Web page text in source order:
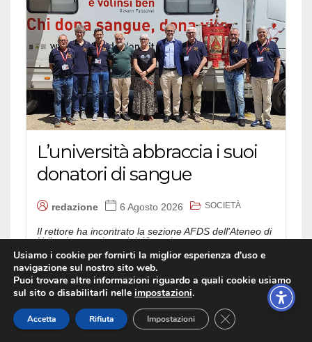
L’università abbraccia i suoi
donatori di sangue
redazione 6 Agosto 2026 SOCIETÀ
Il rettore ha incontrato la sezione AFDS dell'Ateneo di
Udine in occasione dei 42 anni...
Usiamo i cookie per fornirti la miglior esperienza d'uso e
navigazione sul nostro sito web.
Puoi trovare altre informazioni riguardo a quali cookie usiamo
sul sito o disabilitarli nelle impostazioni.
Accetta Rifiuta Impostazioni Close GDPR